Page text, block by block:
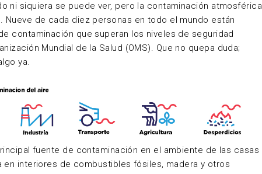
ni siquiera se puede ver, pero la contaminación atmosférica
Nueve de cada diez personas en todo el mundo están
contaminación que superan los niveles de seguridad
Mundial de la Salud (OMS). Que no quepa duda;
ya.
fuente de contaminación en el ambiente de las casas
en interiores de combustibles fósiles, madera y otros